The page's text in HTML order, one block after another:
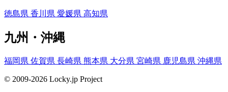
徳島県 香川県 愛媛県 高知県
九州・沖縄
福岡県 佐賀県 長崎県 熊本県 大分県 宮崎県 鹿児島県 沖縄県
© 2009-2026 Locky.jp Project